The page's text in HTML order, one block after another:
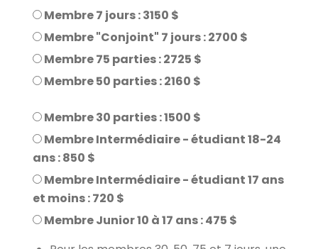
Membre 7 jours : 3150 $
Membre "Conjoint" 7 jours : 2700 $
Membre 75 parties : 2725 $
Membre 50 parties : 2160 $
Membre 30 parties : 1500 $
Membre Intermédiaire - étudiant 18-24
ans : 850 $
Membre Intermédiaire - étudiant 17 ans
et moins : 720 $
Membre Junior 10 à 17 ans : 475 $